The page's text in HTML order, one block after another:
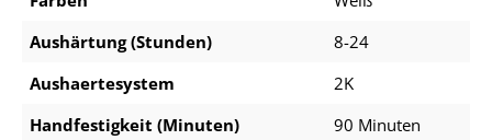
Aushärtung (Stunden)
8-24
Aushaertesystem
2K
Handfestigkeit (Minuten)
90 Minuten